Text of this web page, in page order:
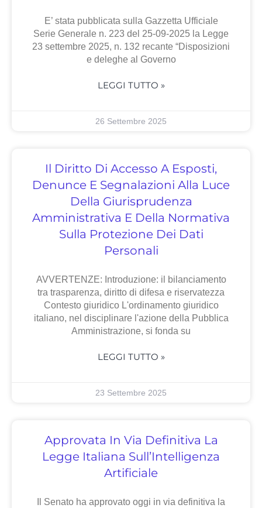
E’ stata pubblicata sulla Gazzetta Ufficiale
Serie Generale n. 223 del 25-09-2025 la Legge
23 settembre 2025, n. 132 recante “Disposizioni
e deleghe al Governo
LEGGI TUTTO »
26 Settembre 2025
Il Diritto Di Accesso A Esposti,
Denunce E Segnalazioni Alla Luce
Della Giurisprudenza
Amministrativa E Della Normativa
Sulla Protezione Dei Dati
Personali
AVVERTENZE: Introduzione: il bilanciamento
tra trasparenza, diritto di difesa e riservatezza
Contesto giuridico L'ordinamento giuridico
italiano, nel disciplinare l'azione della Pubblica
Amministrazione, si fonda su
LEGGI TUTTO »
23 Settembre 2025
Approvata In Via Definitiva La
Legge Italiana Sull’Intelligenza
Artificiale
Il Senato ha approvato oggi in via definitiva la